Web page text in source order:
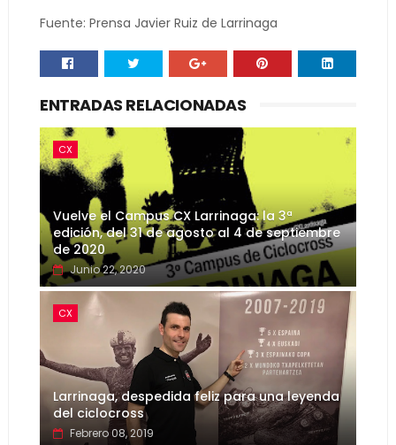
Fuente: Prensa Javier Ruiz de Larrinaga
ENTRADAS RELACIONADAS
CX
Vuelve el Campus CX Larrinaga: la 3ª
edición, del 31 de agosto al 4 de septiembre
de 2020
Junio 22, 2020
CX
Larrinaga, despedida feliz para una leyenda
del ciclocross
Febrero 08, 2019